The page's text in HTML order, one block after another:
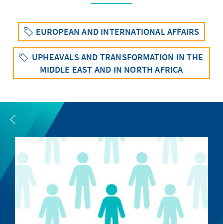
EUROPEAN AND INTERNATIONAL AFFAIRS
UPHEAVALS AND TRANSFORMATION IN THE
MIDDLE EAST AND IN NORTH AFRICA